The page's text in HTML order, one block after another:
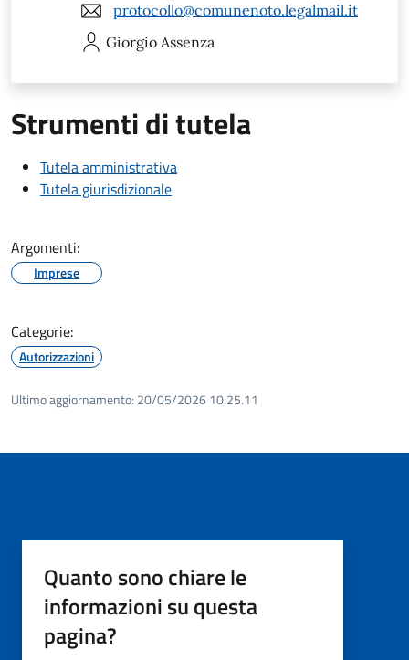
protocollo@comunenoto.legalmail.it
Giorgio Assenza
Strumenti di tutela
Tutela amministrativa
Tutela giurisdizionale
Argomenti:
Imprese
Categorie:
Autorizzazioni
Ultimo aggiornamento: 20/05/2026 10:25.11
Quanto sono chiare le
informazioni su questa
pagina?